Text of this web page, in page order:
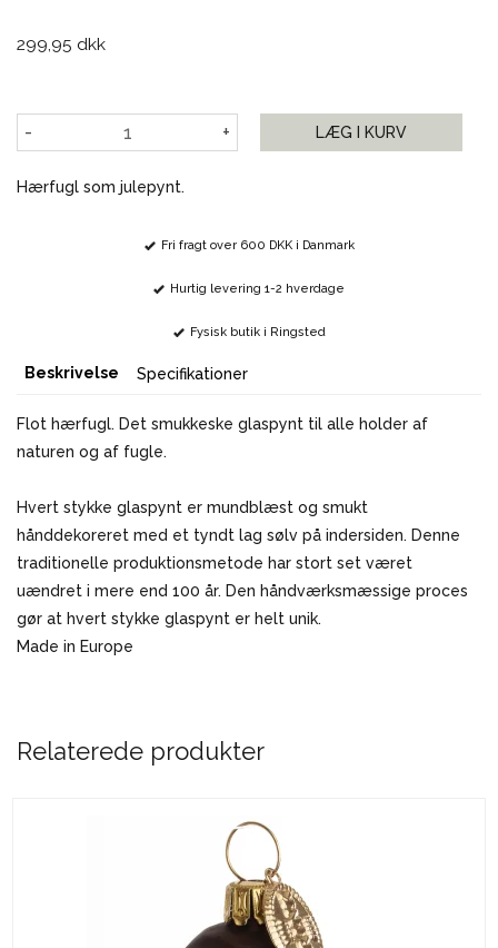
299,95 dkk
- + LÆG I KURV
Hærfugl som julepynt.
Fri fragt over 600 DKK i Danmark
Hurtig levering 1-2 hverdage
Fysisk butik i Ringsted
Beskrivelse Specifikationer
Flot hærfugl. Det smukkeske glaspynt til alle holder af
naturen og af fugle.
Hvert stykke glaspynt er mundblæst og smukt
hånddekoreret med et tyndt lag sølv på indersiden. Denne
traditionelle produktionsmetode har stort set været
uændret i mere end 100 år. Den håndværksmæssige proces
gør at hvert stykke glaspynt er helt unik.
Made in Europe
Relaterede produkter